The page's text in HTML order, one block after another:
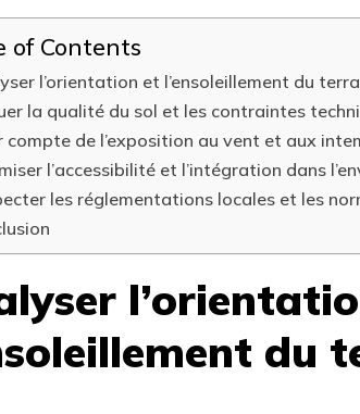
of Contents
l’orientation et l’ensoleillement du
la qualité du sol et les contraintes
compte de l’exposition au vent et aux
l’accessibilité et l’intégration dans
les réglementations locales et les
du